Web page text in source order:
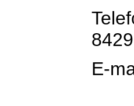
8429
E-